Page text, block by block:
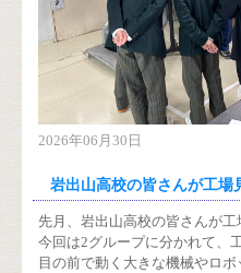
2026年06月30日
岩出山高校の皆さんが工場
先月、岩出山高校の皆さんが工
今回は2グループに分かれて、
目の前で動く大きな機械やロ